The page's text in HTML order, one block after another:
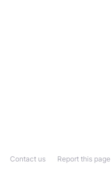
Report this page
Contact us